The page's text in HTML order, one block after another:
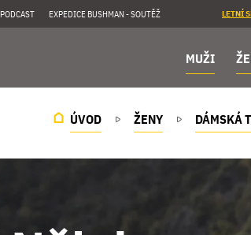
PODCAST EXPEDICE BUSHMAN - SOUTĚŽ LETNÍ
MUŽI
ÚVOD ŽENY DÁMSKÁ